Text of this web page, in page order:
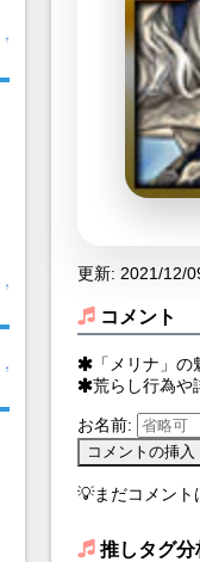
↑
↑
↑
更新: 2021/12/
コメント
「メリナ」の
荒らし行為や
お名前:
💡まだコメント
推しタグ分